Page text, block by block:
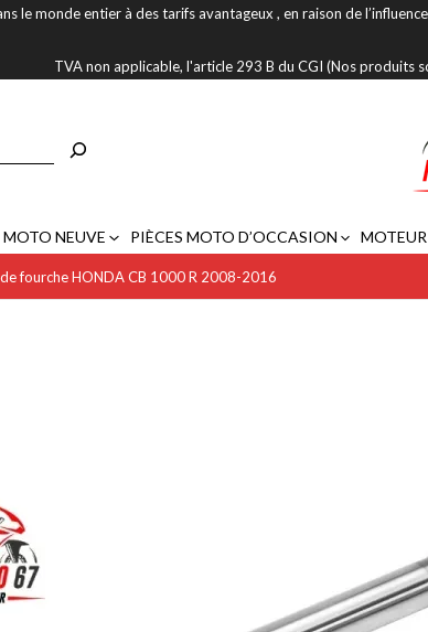
le monde entier à des tarifs avantageux , en raison de
TVA non applicable, l'article 293 B du CGI (Nos produits
MOTO NEUVE PIÈCES MOTO D’OCCASION MOTEUR
fourche HONDA CB 1000 R 2008-2016